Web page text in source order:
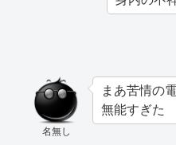
名無し
まあ苦情の
無能すぎた